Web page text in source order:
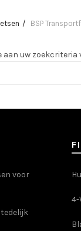
BSP
aan uw zoekcriteria
voor
4-